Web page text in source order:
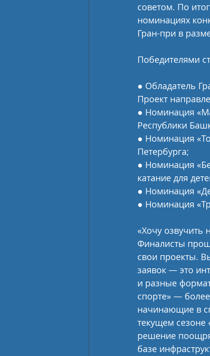
советом. По
номинациях
Гран-при в
Победителями
● Обладатель
Проект
● Номинация
Республики
● Номинация
Петербурга;
● Номинация
катание для
● Номинация
● Номинация
«Хочу озвучить
Финалисты
свои проекты.
заявок — это
и разные
спорте» —
начинающие в
текущем сезоне
решение
базе